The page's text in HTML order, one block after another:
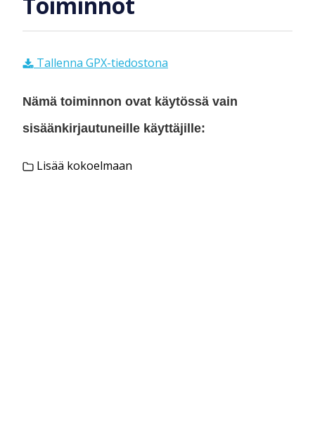
Tallenna GPX-tiedostona
Nämä toiminnon ovat käytössä vain
sisäänkirjautuneille käyttäjille:
Lisää kokoelmaan